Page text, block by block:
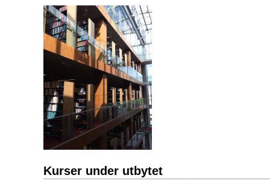
Kurser under utbytet